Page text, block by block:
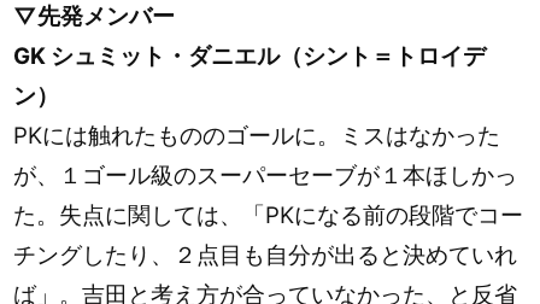
▽先発メンバー
GK シュミット・ダニエル（シント＝トロイデ
ン）
PKには触れたもののゴールに。ミスはなかった
が、１ゴール級のスーパーセーブが１本ほしかっ
た。失点に関しては、「PKになる前の段階でコー
チングしたり、２点目も自分が出ると決めていれ
ば」。吉田と考え方が合っていなかった、と反省